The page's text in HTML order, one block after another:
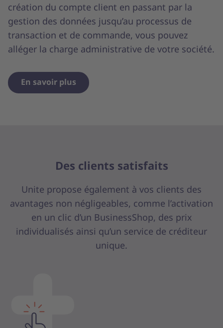
création du compte client en passant par la
gestion des données jusqu’au processus de
transaction et de commande, vous pouvez
alléger la charge administrative de votre société.
En savoir plus
Des clients satisfaits
Unite propose également à vos clients des
avantages non négligeables, comme l’activation
en un clic d’un BusinessShop, des prix
individualisés ainsi qu’un service de créditeur
unique.